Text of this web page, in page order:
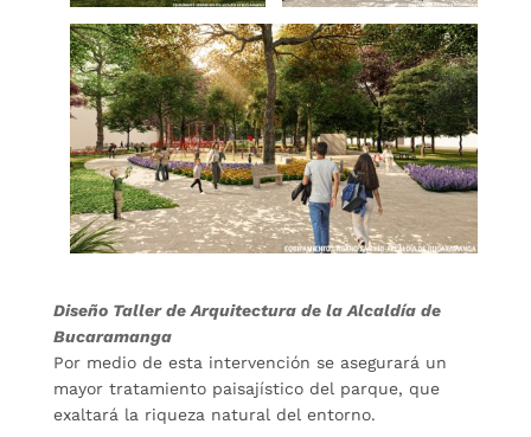
Diseño Taller de Arquitectura de la Alcaldía de
Bucaramanga
Por medio de esta intervención se asegurará un
mayor tratamiento paisajístico del parque, que
exaltará la riqueza natural del entorno.